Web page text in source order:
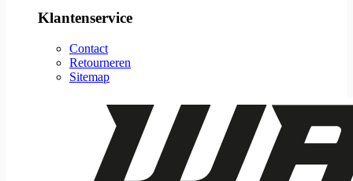
Klantenservice
Contact
Retourneren
Sitemap